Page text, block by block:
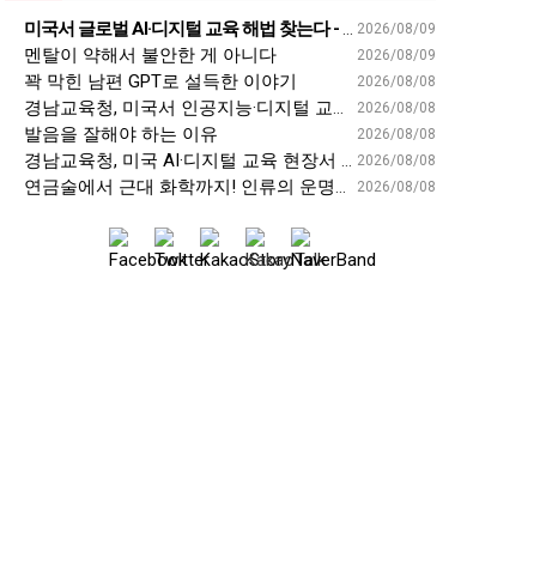
2026/08/09
미국서 글로벌 AI·디지털 교육 해법 찾는다 - 경남일보
2026/08/09
멘탈이 약해서 불안한 게 아니다
2026/08/08
꽉 막힌 남편 GPT로 설득한 이야기
2026/08/08
경남교육청, 미국서 인공지능·디지털 교육혁신 방안 모색 - 웹이코노미
2026/08/08
발음을 잘해야 하는 이유
2026/08/08
경남교육청, 미국 AI·디지털 교육 현장서 ‘경남형 해법’ 찾는다 - 뉴스프리존
2026/08/08
연금술에서 근대 화학까지! 인류의 운명을 바꾼 위대한 발견 : 생각하는 청소년을 위한 과학 시리즈 2부(feat.박문호 박사)